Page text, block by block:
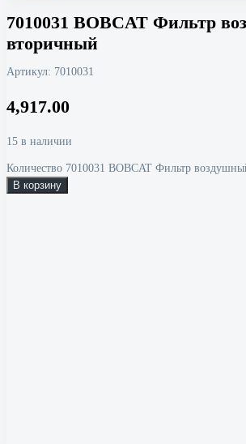
7010031 BOBCAT Фильтр
вторичный
Артикул: 7010031
4,917.00
15 в наличии
Количество 7010031 BOBCAT Фильтр
В корзину